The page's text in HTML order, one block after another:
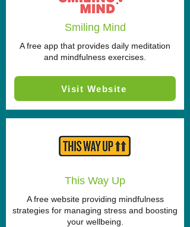
Smiling Mind
A free app that provides daily meditation
and mindfulness exercises.
Visit Website
This Way Up
A free website providing mindfulness
strategies for managing stress and boosting
your wellbeing.